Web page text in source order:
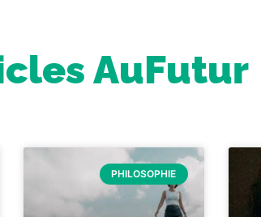
AuFutur
PHILOSOPHIE